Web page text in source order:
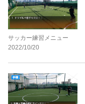
サッカー練習メニュー
2022/10/20